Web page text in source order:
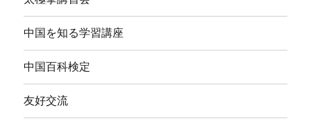
中国を知る学習講座
中国百科検定
友好交流